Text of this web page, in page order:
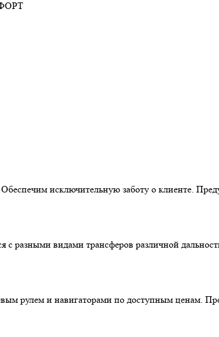
исключительную заботу о клиенте.
с разными видами трансферов различной
рулем и навигаторами по доступным ценам.